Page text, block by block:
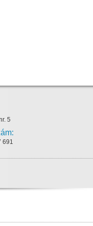
5
691